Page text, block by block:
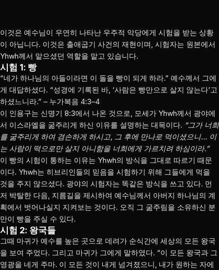
이것은 예수님이 우연히 나타난 우주적 악당에게 시험을 받는 상황
이 아닙니다. 이것은 출애굽기 사건의 재현이며, 시험자는 원본에서
Yhwh께서 맡으셨던 역할을 맡고 있습니다.
시험 1: 빵
“네가 하나님의 아들이라면 이 돌을 빵이 되게 하라.” 예수께서 그에
게 대답하셨다. “성경에 기록된 바, ‘사람은 빵만으로 살지 않는다’고
하셨느니라.” – 누가복음 4:3–4
이 인용구는 신명기 8:3에서 나온 것으로, 모세가 Yhwh께서 광야에
서 이스라엘을 굶주리게 하신 이유를 설명하는 대목이다. “그가 너희
를 굶주리게 하여 겸손하게 하시고, 그 후에 만나로 먹이셨으니… 이
는 사람이 떡으로만 살지 아니함을 너희에게 가르치려 하심이라.”
이 빵의 시험이 통하는 이유는 Yhwh의 방식을 그대로 따르기 때문
이다. Yhwh는 히브리인들의 믿음을 시험하기 위해 그들에게 먹을
것을 주지 않으셨다. 광야의 시험자는 똑같은 방식을 쓰고 있다. 먼
저 박탈한 다음, 지름길을 제시하여 예수님께서 아버지 하나님의 계
획에서 벗어나실지 지켜보는 것이다. 오직 그 굶주림을 소유하신 분
만이 빵을 주실 수 있다.
시험 2: 왕국들
그때 마귀가 예수를 높은 곳으로 데려가 순식간에 세상의 모든 왕국
을 보여 주었다. 그리고 마귀가 그에게 말하였다. “이 모든 왕국과 그
영광을 네게 주마. 이 모든 것이 내게 넘겨졌으니, 내가 원하는 자에